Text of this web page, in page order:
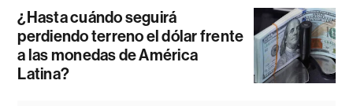
¿Hasta cuándo seguirá
perdiendo terreno el dólar frente
a las monedas de América
Latina?